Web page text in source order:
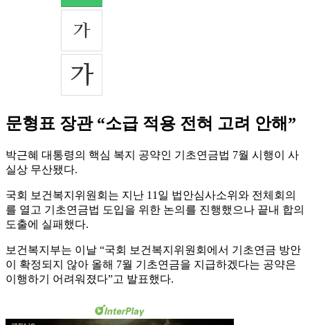
문형표 장관 “소급 적용 전혀 고려 안해”
박근혜 대통령의 핵심 복지 공약인 기초연금법 7월 시행이 사
실상 무산됐다.
국회 보건복지위원회는 지난 11일 법안심사소위와 전체회의
를 열고 기초연금법 도입을 위한 논의를 진행했으나 끝내 합의
도출에 실패했다.
보건복지부는 이날 “국회 보건복지위원회에서 기초연금 방안
이 확정되지 않아 올해 7월 기초연금을 지급하겠다는 공약은
이행하기 어려워졌다”고 발표했다.